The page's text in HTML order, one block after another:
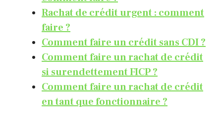
Rachat de crédit urgent : comment
faire ?
Comment faire un crédit sans CDI ?
Comment faire un rachat de crédit
si surendettement FICP ?
Comment faire un rachat de crédit
en tant que fonctionnaire ?